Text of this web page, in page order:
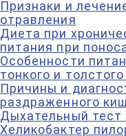
Признаки и
отравления
Диета при
питания при
Особенности
тонкого и
Причины и
раздраженного
Дыхательный тест
Хеликобактер